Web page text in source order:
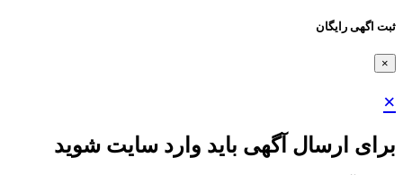
ثبت اگهی رایگان
×
×
برای ارسال آگهی باید وارد سایت شوید